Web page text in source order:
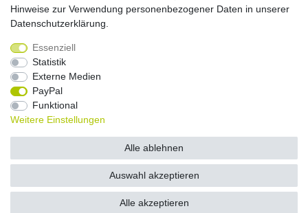
Widerrufs­recht
Daten­schutz­erklärung
Hinweise zur Verwendung personenbezogener Daten in unserer
Daten­schutz­erklärung
Essenziell
Statistik
Externe Medien
PayPal
Funktional
Weitere Einstellungen
Alle akzeptieren
Alle ablehnen
Auswahl akzeptieren